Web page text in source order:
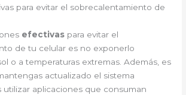
para evitar el sobrecalentamiento de
efectivas para evitar el
de tu celular es no exponerlo
o a temperaturas extremas. Además, es
actualizado el sistema
utilizar aplicaciones que consuman